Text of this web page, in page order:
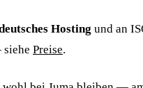
Hosting und an
Preise.